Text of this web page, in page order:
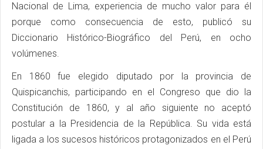
Nacional de Lima, experiencia de mucho valor para él
porque como consecuencia de esto, publicó su
Diccionario Histórico-Biográfico del Perú, en ocho
volúmenes.
En 1860 fue elegido diputado por la provincia de
Quispicanchis, participando en el Congreso que dio la
Constitución de 1860, y al año siguiente no aceptó
postular a la Presidencia de la República. Su vida está
ligada a los sucesos históricos protagonizados en el Perú